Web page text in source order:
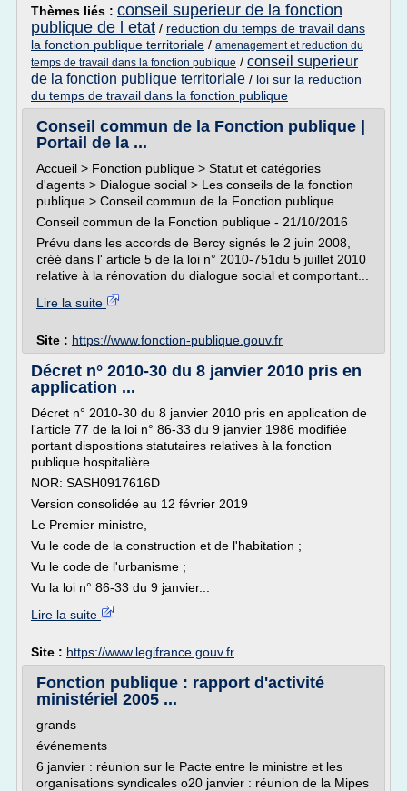
Thèmes liés : conseil superieur de la fonction
publique de l etat / reduction du temps de travail dans
la fonction publique territoriale / amenagement et reduction du
temps de travail dans la fonction publique / conseil superieur
de la fonction publique territoriale / loi sur la reduction
du temps de travail dans la fonction publique
Conseil commun de la Fonction publique |
Portail de la ...
Accueil > Fonction publique > Statut et catégories
d'agents > Dialogue social > Les conseils de la fonction
publique > Conseil commun de la Fonction publique
Conseil commun de la Fonction publique - 21/10/2016
Prévu dans les accords de Bercy signés le 2 juin 2008,
créé dans l' article 5 de la loi n° 2010-751du 5 juillet 2010
relative à la rénovation du dialogue social et comportant...
Lire la suite
Site : https://www.fonction-publique.gouv.fr
Décret n° 2010-30 du 8 janvier 2010 pris en
application ...
Décret n° 2010-30 du 8 janvier 2010 pris en application de
l'article 77 de la loi n° 86-33 du 9 janvier 1986 modifiée
portant dispositions statutaires relatives à la fonction
publique hospitalière
NOR: SASH0917616D
Version consolidée au 12 février 2019
Le Premier ministre,
Vu le code de la construction et de l'habitation ;
Vu le code de l'urbanisme ;
Vu la loi n° 86-33 du 9 janvier...
Lire la suite
Site : https://www.legifrance.gouv.fr
Fonction publique : rapport d'activité
ministériel 2005 ...
grands
événements
6 janvier : réunion sur le Pacte entre le ministre et les
organisations syndicales o20 janvier : réunion de la Mipes